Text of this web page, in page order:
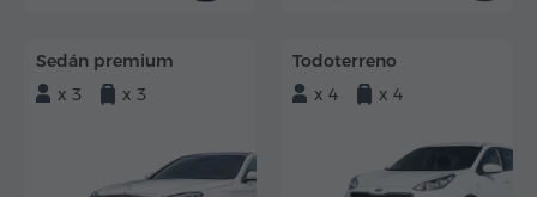
Sedán premium
x 3
x 3
Todoterreno
x 4
x 4